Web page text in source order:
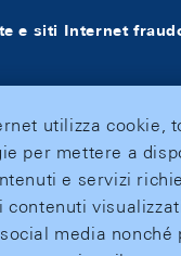
e siti Internet
utilizza cookie,
per mettere a
e servizi
contenuti
media nonché